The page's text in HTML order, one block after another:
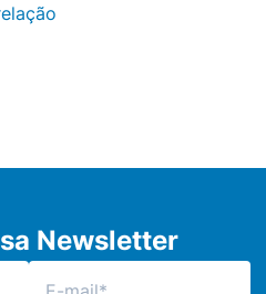
Newsletter